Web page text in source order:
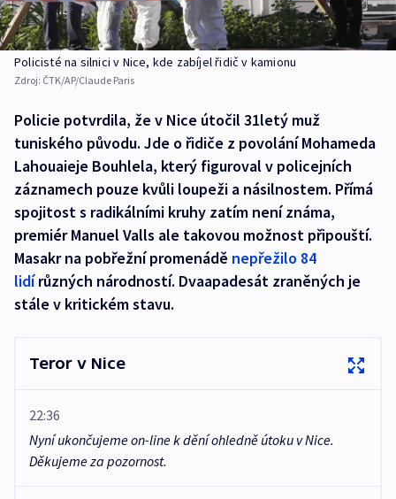
Policisté na silnici v Nice, kde zabíjel řidič v kamionu
Zdroj: ČTK/AP/Claude Paris
Policie potvrdila, že v Nice útočil 31letý muž
tuniského původu. Jde o řidiče z povolání Mohameda
Lahouaieje Bouhlela, který figuroval v policejních
záznamech pouze kvůli loupeži a násilnostem. Přímá
spojitost s radikálními kruhy zatím není známa,
premiér Manuel Valls ale takovou možnost připouští.
Masakr na pobřežní promenádě nepřežilo 84
lidírůzných národností. Dvaapadesát zraněných je
stále v kritickém stavu.
Teror v Nice
22:36
Nyní ukončujeme on-line k dění ohledně útoku v Nice.
Děkujeme za pozornost.